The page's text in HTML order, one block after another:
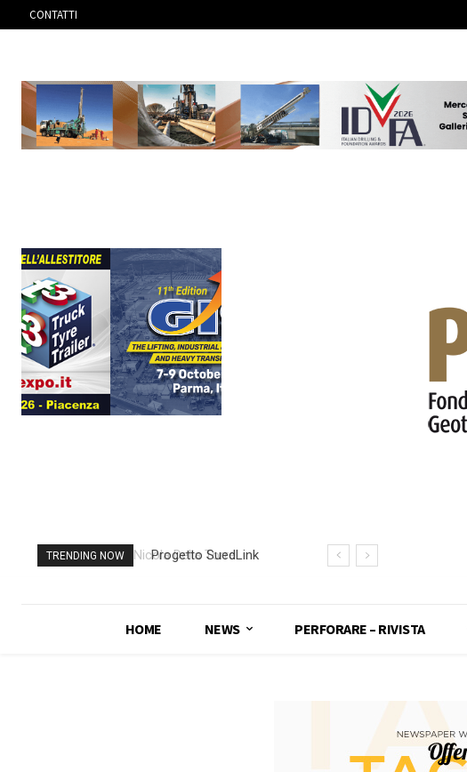
CONTATTI
TRENDING NOW
Progetto SuedLink
con TBM del
HOME NEWS PERFORARE – RIVISTA